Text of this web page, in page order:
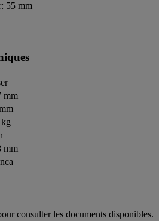
55 mm
mm
mm
consulter les documents disponibles.